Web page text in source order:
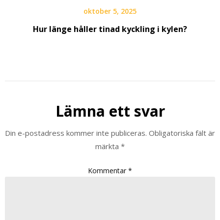
oktober 5, 2025
Hur länge håller tinad kyckling i kylen?
Lämna ett svar
Din e-postadress kommer inte publiceras. Obligatoriska fält är
märkta *
Kommentar*